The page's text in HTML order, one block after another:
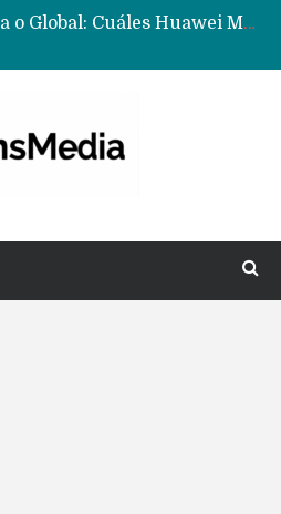
Data Centers de Huawei en Chile, México, Brasil,Perú y Argentina podrían verse afectados por arremetida de EE.UU